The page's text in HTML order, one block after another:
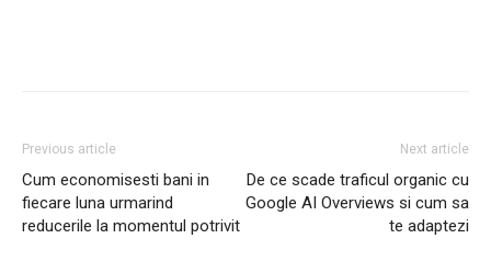
Previous article
Cum economisesti bani in
fiecare luna urmarind
reducerile la momentul potrivit
Next article
De ce scade traficul organic cu
Google AI Overviews si cum sa
te adaptezi